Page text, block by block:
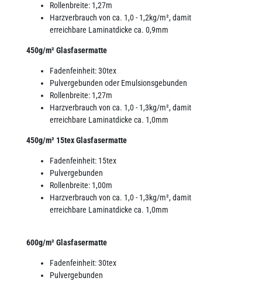
Rollenbreite: 1,27m
Harzverbrauch von ca. 1,0 - 1,2kg/m², damit
erreichbare Laminatdicke ca. 0,9mm
450g/m² Glasfasermatte
Fadenfeinheit: 30tex
Pulvergebunden oder Emulsionsgebunden
Rollenbreite: 1,27m
Harzverbrauch von ca. 1,0 - 1,3kg/m², damit
erreichbare Laminatdicke ca. 1,0mm
450g/m² 15tex Glasfasermatte
Fadenfeinheit: 15tex
Pulvergebunden
Rollenbreite: 1,00m
Harzverbrauch von ca. 1,0 - 1,3kg/m², damit
erreichbare Laminatdicke ca. 1,0mm
600g/m² Glasfasermatte
Fadenfeinheit: 30tex
Pulvergebunden